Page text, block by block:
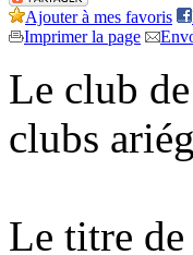
Ajouter à mes favoris
Imprimer la page
Le club
clubs
Le titre de